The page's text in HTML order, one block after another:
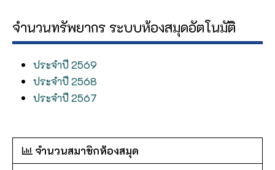
จำนวนทรัพยากร ระบบห้องสมุดอัตโนมัติ
ประจำปี 2569
ประจำปี 2568
ประจำปี 2567
จำนวนสมาชิกห้องสมุด